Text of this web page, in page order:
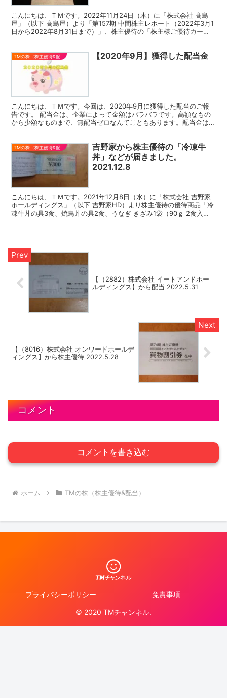
こんにちは、ＴＭです。2022年11月24日（木）に「株式会社 髙島
屋」（以下 高島屋）より「第157期 中間株主レポート（2022年3月1
日から2022年8月31日まで）」、株主優待の「株主様ご優待カー
【2020年9月】獲得した配当金
こんにちは、ＴＭです。今回は、2020年9月に獲得した配当のご報
告です。 配当金は、企業によって金額はバラバラです。高額なもの
から少額なものまで、無配当ゼロなんてこともあります。配当金は、
吉野家から株主優待の「冷凍牛
丼」などが届きました。
2021.12.8
こんにちは、ＴＭです。2021年12月8日（水）に「株式会社 吉野家
ホールディングス」（以下 吉野家HD）より株主優待の優待商品「冷
凍牛丼の具3食、焼鳥丼の具2食、うなぎ きざみ1袋（90ｇ 2食入
【（2882）株式会社 イートアンドホー
ルディングス】から配当 2022.5.31
【（8016）株式会社 オンワードホールデ
ィングス】から株主優待 2022.5.28
コメント
コメントを書き込む
ホーム TMの株（株主優待&配当）
プライバシーポリシー 免責事項
© 2020 TMチャンネル.